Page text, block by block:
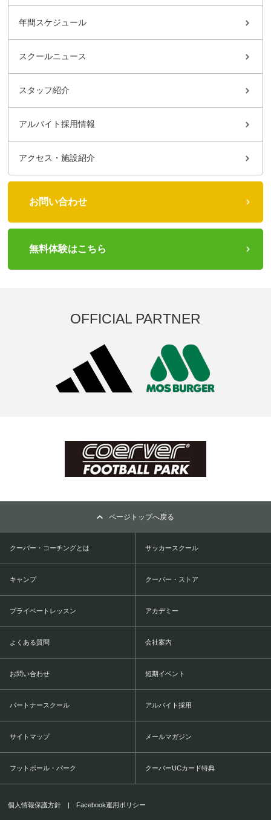
年間スケジュール
スクールニュース
スタッフ紹介
アルバイト採用情報
アクセス・施設紹介
お問い合わせ
無料体験はこちら
OFFICIAL PARTNER
ページトップへ戻る
クーバー・コーチングとは サッカースクール
キャンプ クーバー・ストア
プライベートレッスン アカデミー
よくある質問 会社案内
お問い合わせ 短期イベント
パートナースクール アルバイト採用
サイトマップ メールマガジン
フットボール・パーク クーバーUCカード特典
個人情報保護方針 | Facebook運用ポリシー